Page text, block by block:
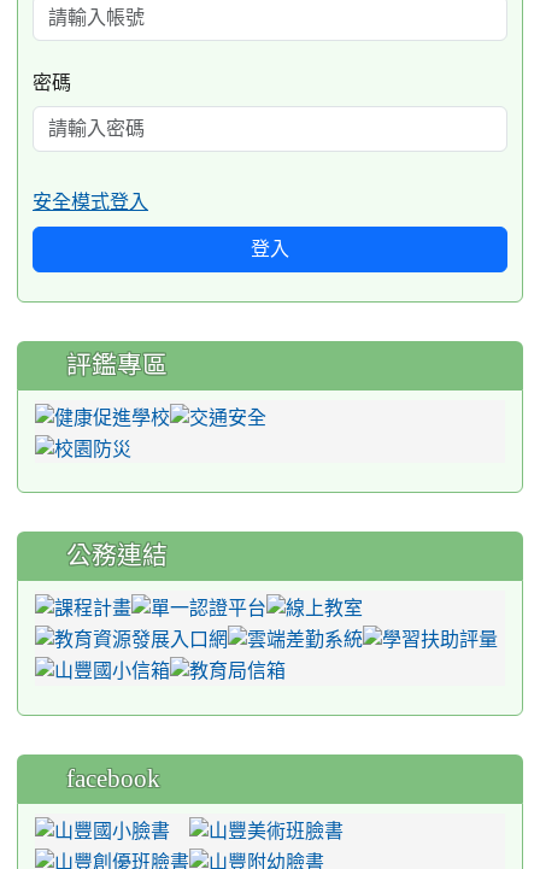
密碼
安全模式登入
登入
評鑑專區
公務連結
facebook